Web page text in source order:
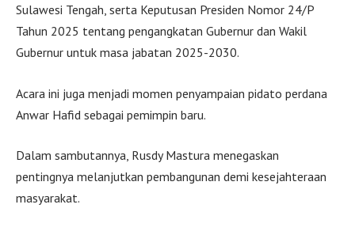
Sulawesi Tengah, serta Keputusan Presiden Nomor 24/P
Tahun 2025 tentang pengangkatan Gubernur dan Wakil
Gubernur untuk masa jabatan 2025-2030.
Acara ini juga menjadi momen penyampaian pidato perdana
Anwar Hafid sebagai pemimpin baru.
Dalam sambutannya, Rusdy Mastura menegaskan
pentingnya melanjutkan pembangunan demi kesejahteraan
masyarakat.